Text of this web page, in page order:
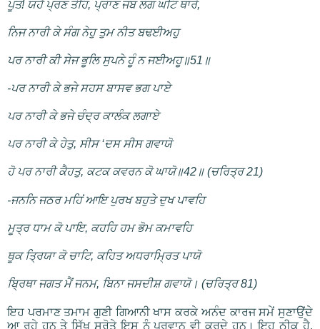
ਪੂਤ! ਯਹੈ ਪ੍ਰਣ ਤੋਹਿ, ਪ੍ਰਾਣ ਜਬ ਲਗ ਘਟਿ ਥਾਰੇ,
ਨਿਜ ਨਾਰੀ ਕੇ ਸੰਗ ਨੇਹੁ ਤੁਮ ਨੀਤ ਬਢਈਅਹੁ
ਪਰ ਨਾਰੀ ਕੀ ਸੇਜ ਭੂਲਿ ਸੁਪਨੇ ਹੂੰ ਨ ਜਈਅਹੂ॥51॥
-ਪਰ ਨਾਰੀ ਕੇ ਭਜੇ ਸਹਸ ਬਾਸਵ ਭਗ ਪਾਏ
ਪਰ ਨਾਰੀ ਕੇ ਭਜੇ ਚੰਦ੍ਰ ਕਾਲੰਕ ਲਗਾਏ
ਪਰ ਨਾਰੀ ਕੇ ਹੇਤੁ, ਸੀਸ ‘ਦਸ ਸੀਸ ਗਵਾਯੋ
ਹੋ ਪਰ ਨਾਰੀ ਕੈਹਤੁ, ਕਟਕ ਕਵਰਨ ਕੋ ਘਾਯੋ॥42॥ (ਚਰਿਤ੍ਰ 21)
-ਜਨਨਿ ਜਠਰ ਮਹਿਂ ਆਇ ਪੁਰਖ ਬਹੁਤੇ ਦੁਖ ਪਾਵਹਿ
ਮੂਤ੍ਰ ਧਾਮ ਕੋ ਪਾਇ, ਕਹਹਿ ਹਮ ਭੋਮ ਕਮਾਵਹਿ
ਥੂਕ ਤ੍ਰਿਯਾ ਕੋ ਚਾਟਿ, ਕਹਿਤ ਅਧਰਾਮ੍ਰਿਤ ਪਾਯੋ
ਬ੍ਰਿਥਾ ਜਗਤ ਮੈਂ ਜਨਮ, ਬਿਨਾ ਜਸਦੀਸ਼ ਗਵਾਯੋ। (ਚਰਿਤ੍ਰ 81)
ਇਹ ਪਰਮਾਣ ਤਮਾਮ ਗੁਣੀ ਗਿਆਨੀ ਖਾਸ ਕਰਕੇ ਅਨੰਦ ਕਾਰਜ ਸਮੇਂ ਸੁਣਾਉਂਦੇ
ਆ ਰਹੇ ਹਨ ਤੇ ਸਿੱਖ ਸਰੋਤੇ ਇਸ ਨੂੰ ਪਰਵਾਨ ਵੀ ਕਰਦੇ ਹਨ। ਇਹ ਠੀਕ ਹੈ,